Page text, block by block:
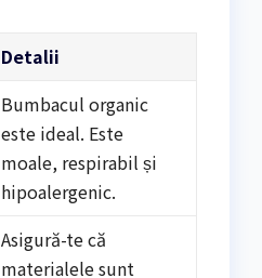
Detalii
Bumbacul organic
este ideal. Este
moale, respirabil și
hipoalergenic.
Asigură-te că
materialele sunt